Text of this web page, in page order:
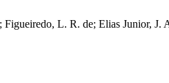
L. R. de; Elias Junior, J.